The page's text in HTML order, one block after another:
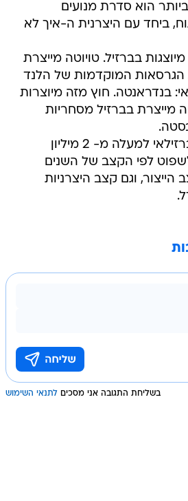
ביותר הוא סדרת מנועים
ביחד עם היצרנית ה-איך לא
בברזיל. טויוטה מייצרת
המוקדמות של הלנד
בנדראנטה. חוץ מזה מיוצרות
מייצרת בברזיל מסחריות
כיום מייצר השוק הברזילאי למעלה מ- 2 מיליון
לפי הקצב של השנים
וגם קצב היצרניות
בשליחת התגובה אני מסכים לתנאי השימוש